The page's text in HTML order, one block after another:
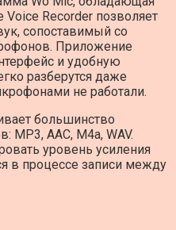
Recorder позволяет
сопоставимый со
Приложение
и удобную
разберутся даже
не работали.
большинство
AAC, M4a, WAV.
уровень усиления
в процессе записи между